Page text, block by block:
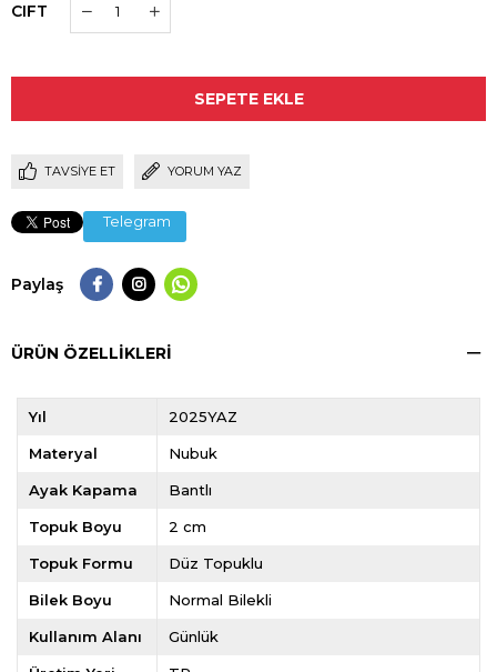
CIFT
TAVSIYE ET YORUM YAZ
Telegram
Paylaş
ÜRÜN ÖZELLIKLERI
Yıl 2025YAZ
Materyal Nubuk
Ayak Kapama Bantlı
Topuk Boyu 2 cm
Topuk Formu Düz Topuklu
Bilek Boyu Normal Bilekli
Kullanım Alanı Günlük